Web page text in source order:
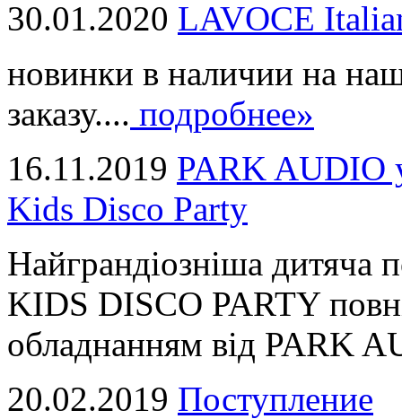
30.01.2020 LAVOCE
новинки в наличии на
заказу.... подробнее»
16.11.2019 PARK AUDIO
Kids Disco Party
Найграндіозніша дитяча
KIDS DISCO PARTY
обладнанням від PARK
20.02.2019 Поступление